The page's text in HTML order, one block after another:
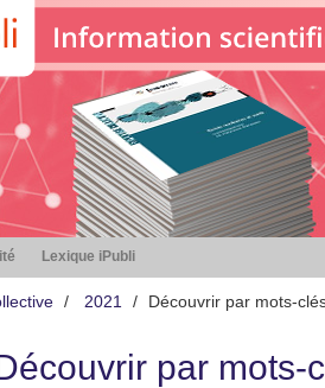
Lexique iPubli
2021 Découvrir par mots-
par mots-